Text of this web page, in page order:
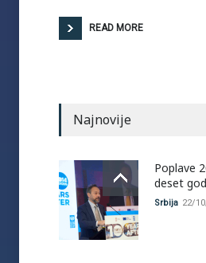
READ MORE
Najnovije
Poplave
deset
Srbija 22/